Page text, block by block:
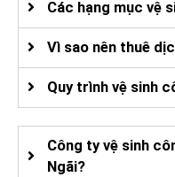
Các hạng mục vệ
Vì sao nên thuê
Quy trình vệ sinh
Công ty vệ sinh
Ngãi?